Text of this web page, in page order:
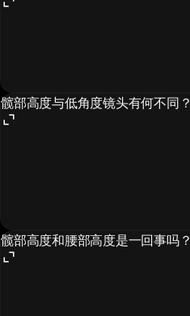
髋部高度与低角度镜头有何不同？
髋部高度和腰部高度是一回事吗？